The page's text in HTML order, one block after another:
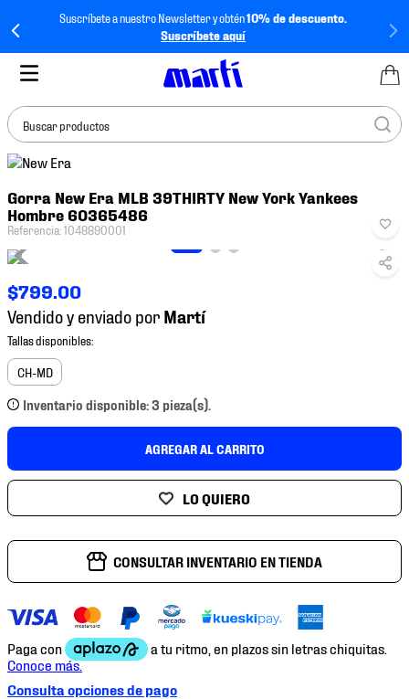
Suscríbete a nuestro Newsletter y obtén10% de descuento.
Suscríbete aquí
Buscar productos
Gorra New Era MLB 39THIRTY New York Yankees
Hombre 60365486
Referencia:1048890001
$799.00
Vendido y enviado por
CH-MD
Inventario disponible: 3 pieza(s).
AGREGAR AL CARRITO
CONSULTAR INVENTARIO EN TIENDA
Consulta opciones de pago
BUSCADOS
1.
tenis mujer
2.
3.
tenis
4.
tenis futbol
5.
jersey
6.
mochila
9.
tenis niño
10. tenis nike